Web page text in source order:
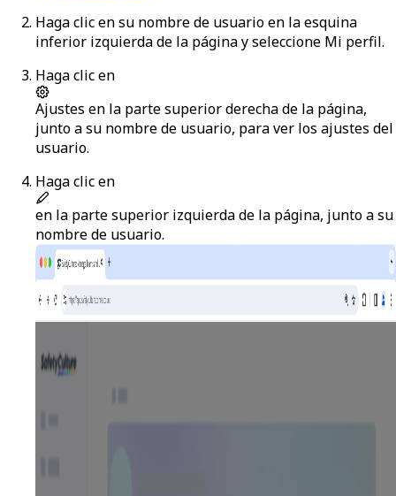
Haga clic en su nombre de usuario en la esquina
inferior izquierda de la página y seleccione Mi perfil.
Haga clic en
Ajustes en la parte superior derecha de la página,
junto a su nombre de usuario, para ver los ajustes del
usuario.
Haga clic en
en la parte superior izquierda de la página, junto a su
nombre de usuario.